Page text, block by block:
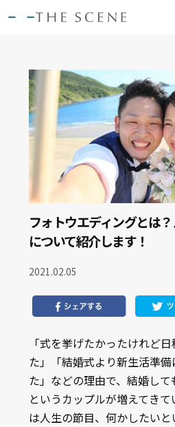
フォトウエディングとは
について紹介します！
2021.02.05
「式を挙げたかったけれど
た」「結婚式より新生活準
た」などの理由で、結婚し
というカップルが増えてき
は人生の節目、何かしたい